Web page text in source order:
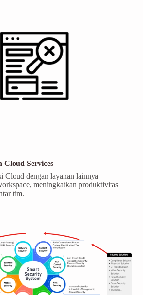
Cloud Services
Cloud dengan layanan lainnya
meningkatkan produktivitas
tim.